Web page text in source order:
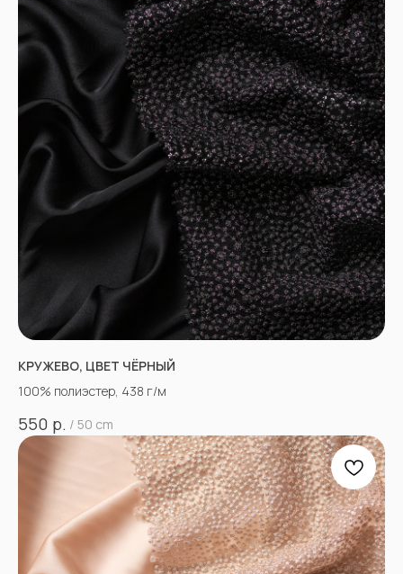
КРУЖЕВО, ЦВЕТ ЧЁРНЫЙ
100% полиэстер, 438 г/м
550 р. / 50 cm